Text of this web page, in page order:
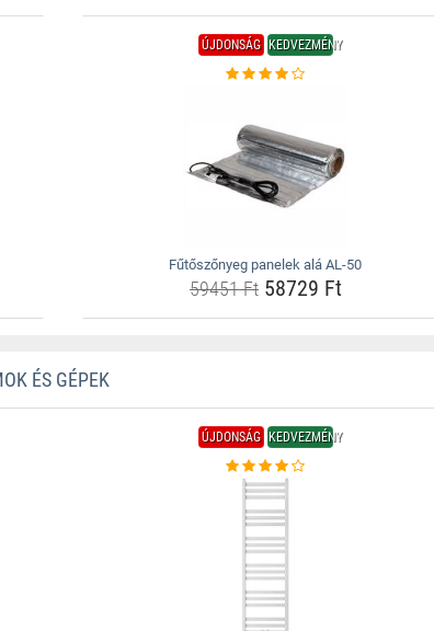
ÚJDONSÁG KEDVEZMÉNY
Fűtőszőnyeg panelek alá AL-50
59451 Ft58729 Ft
ÉS GÉPEK
ÚJDONSÁG KEDVEZMÉNY